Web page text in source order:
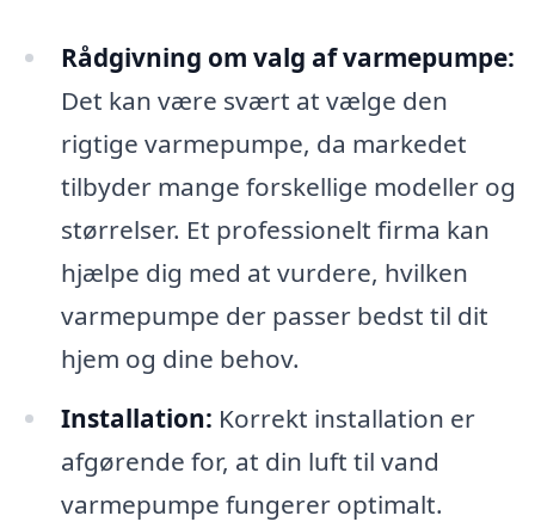
Rådgivning om valg af varmepumpe:
Det kan være svært at vælge den
rigtige varmepumpe, da markedet
tilbyder mange forskellige modeller og
størrelser. Et professionelt firma kan
hjælpe dig med at vurdere, hvilken
varmepumpe der passer bedst til dit
hjem og dine behov.
Installation: Korrekt installation er
afgørende for, at din luft til vand
varmepumpe fungerer optimalt.